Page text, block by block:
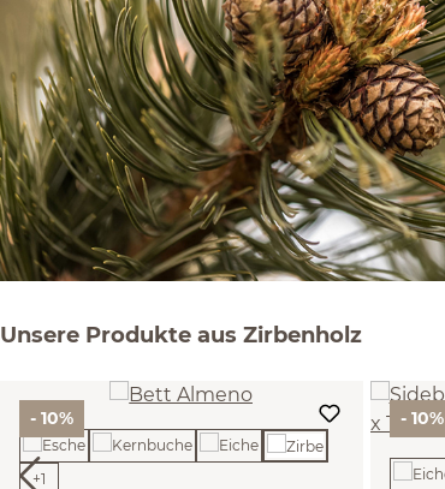
Unsere Produkte aus Zirbenholz
- 10%
+1
- 10%